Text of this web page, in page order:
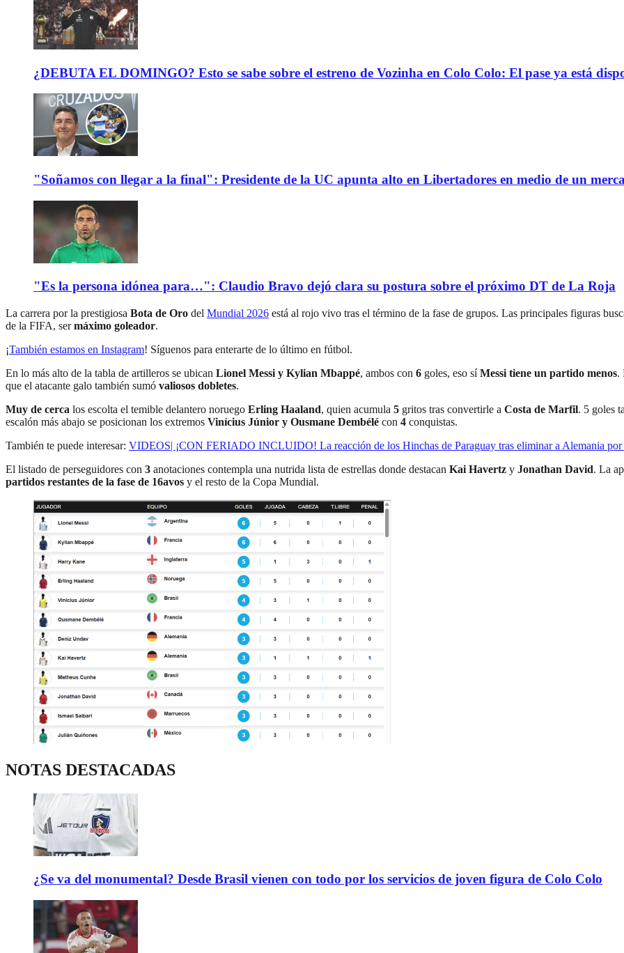
¿DEBUTA EL DOMINGO? Esto se sabe sobre el estreno de Vozinha en Colo Colo: El pase ya está
"Soñamos con llegar a la final": Presidente de la UC apunta alto en Libertadores en medio de un
"Es la persona idónea para…": Claudio Bravo dejó clara su postura sobre el próximo DT de La Roja
La carrera por la prestigiosa Bota de Oro del Mundial 2026 está al rojo vivo tras el término de la fase de grupos. Las principales figuras
de la FIFA, sermáximo goleador.
¡También estamos en Instagram! Síguenos para enterarte de lo último en fútbol.
En lo más alto de la tabla de artilleros se ubican Lionel Messi y Kylian Mbappé, ambos con 6 goles, eso síMessi tiene un partido menos.
que el atacante galo también sumó valiosos dobletes.
Muy de cerca los escolta el temible delantero noruego Erling Haaland, quien acumula 5 gritos tras convertirle a Costa de Marfil. 5 goles
escalón más abajo se posicionan los extremos Vinícius Júnior y Ousmane Dembélé con 4 conquistas.
También te puede interesar: VIDEOS| ¡CON FERIADO INCLUIDO! La reacción de los Hinchas de Paraguay tras eliminar a Alemania por
El listado de perseguidores con 3 anotaciones contempla una nutrida lista de estrellas donde destacan Kai Havertz y Jonathan David. La
partidos restantes de la fase de 16avos y el resto de la Copa Mundial.
NOTAS DESTACADAS
¿Se va del monumental? Desde Brasil vienen con todo por los servicios de joven figura de Colo Colo